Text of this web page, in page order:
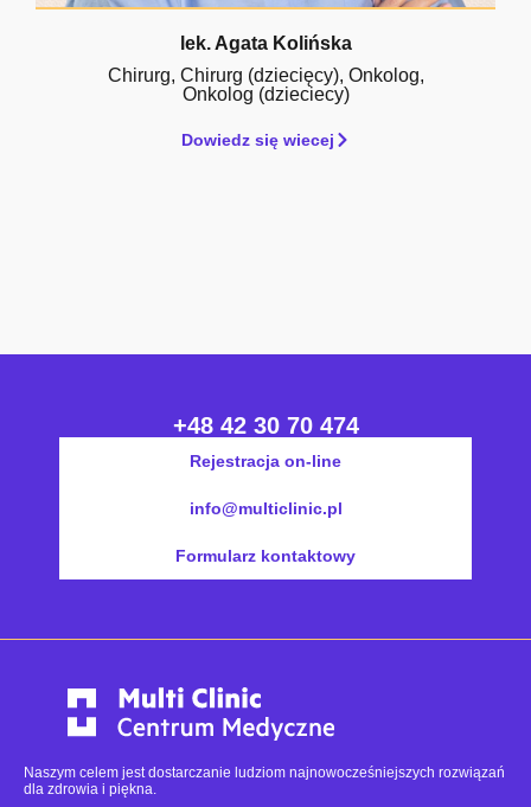
lek. Agata Kolińska
Chirurg, Chirurg (dziecięcy), Onkolog,
Onkolog (dzieciecy)
Dowiedz się wiecej
+48 42 30 70 474
Rejestracja on-line
info@multiclinic.pl
Formularz kontaktowy
Naszym celem jest dostarczanie ludziom najnowocześniejszych rozwiązań
dla zdrowia i piękna.